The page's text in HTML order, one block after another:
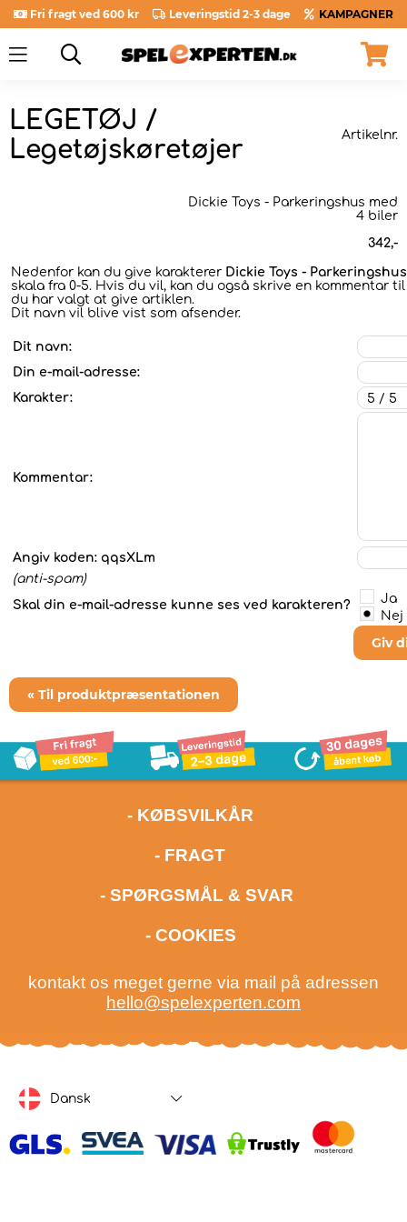
Fri fragt ved 600 kr Leveringstid 2-3 dage KAMPAGNER
LEGETØJ /
Legetøjskøretøjer
Artikelnr.
Dickie Toys - Parkeringshus med
4 biler
342,-
Nedenfor kan du give karakterer Dickie Toys -
skala fra 0-5. Hvis du vil, kan du også skrive en kommentar
du har valgt at give artiklen.
Dit navn vil blive vist som afsender.
Dit navn:
Din e-mail-adresse:
Karakter:
Kommentar:
Angiv koden: qqsXLm
(anti-spam)
Skal din e-mail-adresse kunne ses ved karakteren?
Ja
Nej
Giv
« Til produktpræsentationen
- KØBSVILKÅR
- FRAGT
- SPØRGSMÅL & SVAR
- COOKIES
kontakt os meget gerne via mail på adressen
hello@spelexperten.com
Dansk